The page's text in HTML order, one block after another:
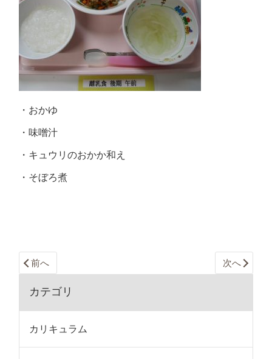
・おかゆ
・味噌汁
・キュウリのおかか和え
・そぼろ煮
前へ 次へ
カテゴリ
カリキュラム